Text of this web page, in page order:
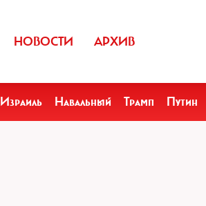
НОВОСТИ АРХИВ
Израиль Навальный Трамп Путин